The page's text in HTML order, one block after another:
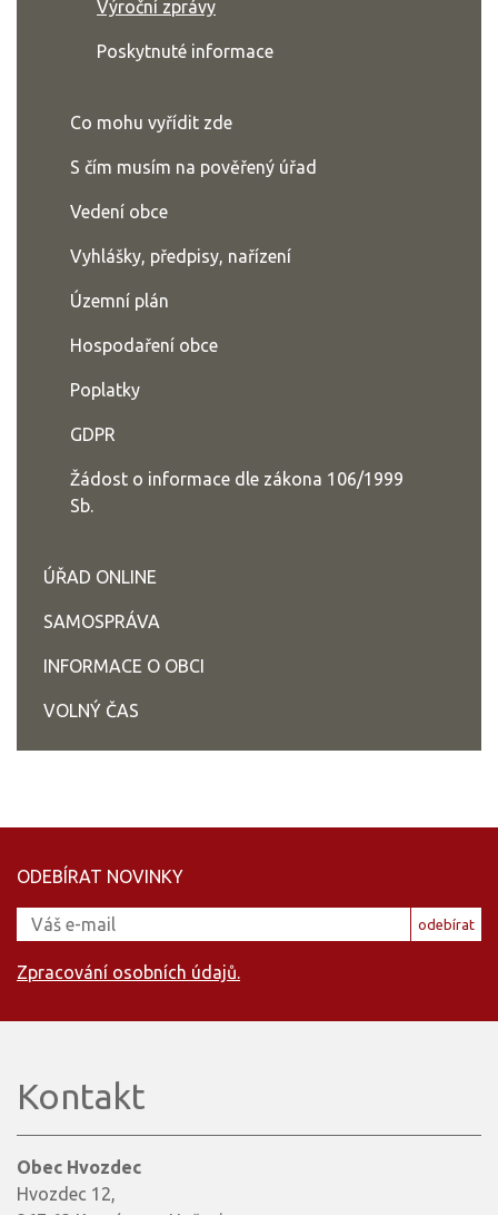
Výroční zprávy
Poskytnuté informace
Co mohu vyřídit zde
S čím musím na pověřený úřad
Vedení obce
Vyhlášky, předpisy, nařízení
Územní plán
Hospodaření obce
Poplatky
GDPR
Žádost o informace dle zákona 106/1999
Sb.
ÚŘAD ONLINE
SAMOSPRÁVA
INFORMACE O OBCI
VOLNÝ ČAS
ODEBÍRAT NOVINKY
odebírat
Zpracování osobních údajů.
Kontakt
Obec Hvozdec
Hvozdec 12,